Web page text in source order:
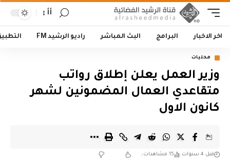
أأ
اخر الاخبار البرامج البث المباشر راديو الرشيد FM
محليات
وزير العمل يعلن إطلاق رواتب
متقاعدي العمال المضمونين لشهر
كانون الاول
قبل 4 سنوات 15 مشاهدات